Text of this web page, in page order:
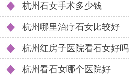
杭州石女手术多少钱
杭州哪里治疗石女比较好
杭州红房子医院看石女好吗
杭州看石女哪个医院好